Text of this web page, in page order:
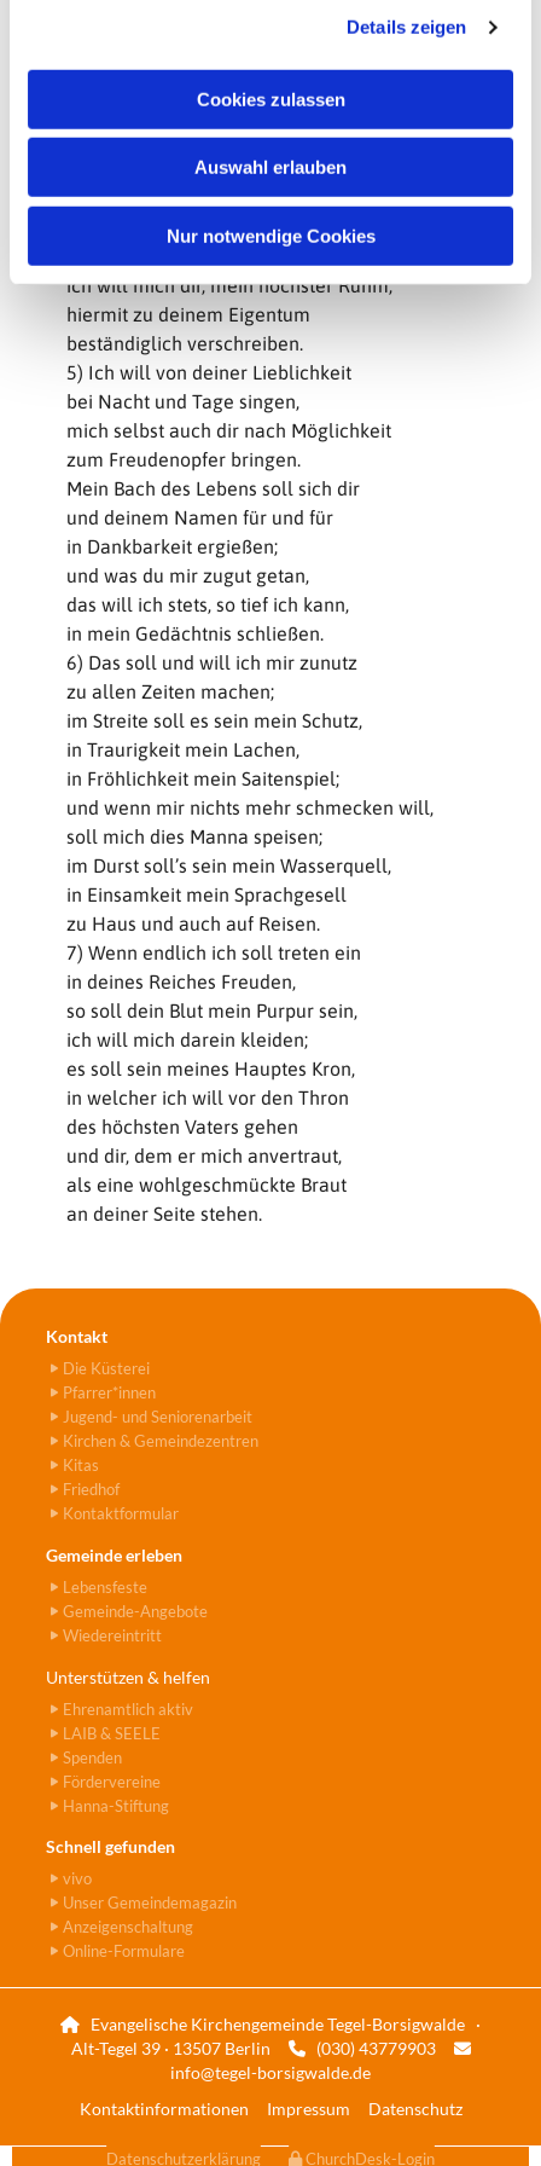
Details zeigen
Cookies zulassen
Auswahl erlauben
Nur notwendige Cookies
du streckest den in Grab und Sarg,
aus meinem Sinn nicht lassen,
dich will ich stets, gleich wie du mich,
mit Liebesarmen fassen.
Du sollst sein meines Herzens Licht,
und wenn mein Herz in Stücke bricht,
ich will mich dir, mein höchster Ruhm,
hiermit zu deinem Eigentum
beständiglich verschreiben.
5) Ich will von deiner Lieblichkeit
bei Nacht und Tage singen,
mich selbst auch dir nach Möglichkeit
zum Freudenopfer bringen.
Mein Bach des Lebens soll sich dir
und deinem Namen für und für
in Dankbarkeit ergießen;
und was du mir zugut getan,
das will ich stets, so tief ich kann,
in mein Gedächtnis schließen.
6) Das soll und will ich mir zunutz
zu allen Zeiten machen;
im Streite soll es sein mein Schutz,
in Traurigkeit mein Lachen,
in Fröhlichkeit mein Saitenspiel;
und wenn mir nichts mehr schmecken will,
soll mich dies Manna speisen;
im Durst soll’s sein mein Wasserquell,
in Einsamkeit mein Sprachgesell
zu Haus und auch auf Reisen.
7) Wenn endlich ich soll treten ein
in deines Reiches Freuden,
so soll dein Blut mein Purpur sein,
ich will mich darein kleiden;
es soll sein meines Hauptes Kron,
in welcher ich will vor den Thron
des höchsten Vaters gehen
und dir, dem er mich anvertraut,
als eine wohlgeschmückte Braut
an deiner Seite stehen.
Kontakt
Die Küsterei
Pfarrer*innen
Jugend- und Seniorenarbeit
Kirchen & Gemeindezentren
Kitas
Friedhof
Kontaktformular
Gemeinde erleben
Lebensfeste
Gemeinde-Angebote
Wiedereintritt
Unterstützen & helfen
Ehrenamtlich aktiv
LAIB & SEELE
Spenden
Fördervereine
Hanna-Stiftung
Schnell gefunden
vivo
Unser Gemeindemagazin
Anzeigenschaltung
Online-Formulare

Evangelische Kirchengemeinde Tegel-Borsigwalde ·
Alt-Tegel 39 · 13507 Berlin
(030) 43779903 
info@tegel-borsigwalde.de
Kontaktinformationen
Impressum Datenschutz
Datenschutzerklärung ChurchDesk-Login